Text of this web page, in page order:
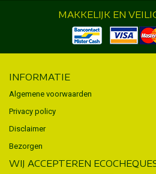
MAKKELIJK EN
INFORMATIE
Algemene voorwaarden
Privacy policy
Disclaimer
Bezorgen
WIJ ACCEPTEREN